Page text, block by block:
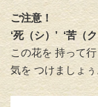
ご注意！
‘死（シ）’ ‘苦（ク
この花を 持って
気を つけましょぅ